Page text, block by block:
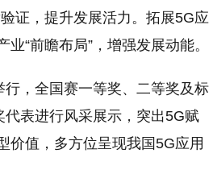
证，提升发展活力。拓展5G应
“前瞻布局”，增强发展动能。
行，全国赛一等奖、二等奖及标
表进行风采展示，突出5G赋
价值，多方位呈现我国5G应用